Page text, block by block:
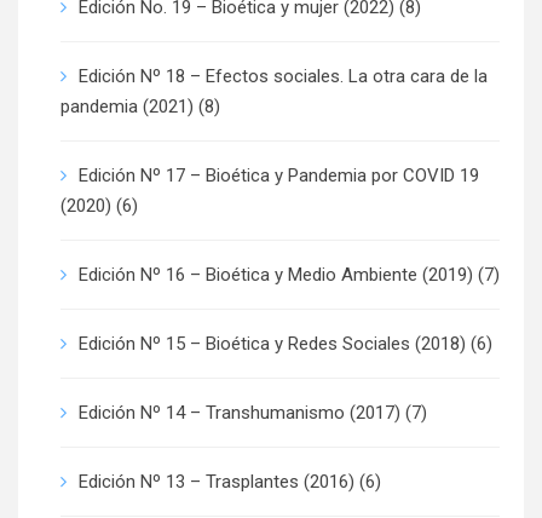
Edición No. 19 – Bioética y mujer (2022) (8)
Edición Nº 18 – Efectos sociales. La otra cara de la
pandemia (2021) (8)
Edición Nº 17 – Bioética y Pandemia por COVID 19
(2020) (6)
Edición Nº 16 – Bioética y Medio Ambiente (2019) (7)
Edición Nº 15 – Bioética y Redes Sociales (2018) (6)
Edición Nº 14 – Transhumanismo (2017) (7)
Edición Nº 13 – Trasplantes (2016) (6)